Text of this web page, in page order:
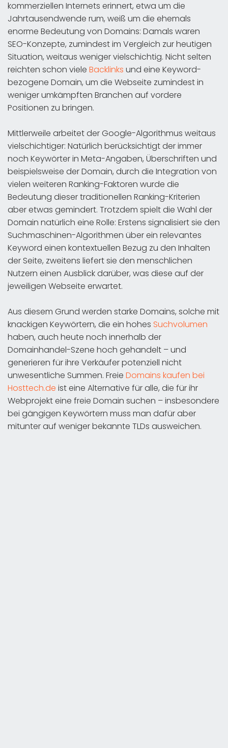
kommerziellen Internets erinnert, etwa um die
Jahrtausendwende rum, weiß um die ehemals
enorme Bedeutung von Domains: Damals waren
SEO-Konzepte, zumindest im Vergleich zur heutigen
Situation, weitaus weniger vielschichtig. Nicht selten
reichten schon viele Backlinks und eine Keyword-
bezogene Domain, um die Webseite zumindest in
weniger umkämpften Branchen auf vordere
Positionen zu bringen.
Mittlerweile arbeitet der Google-Algorithmus weitaus
vielschichtiger: Natürlich berücksichtigt der immer
noch Keywörter in Meta-Angaben, Überschriften und
beispielsweise der Domain, durch die Integration von
vielen weiteren Ranking-Faktoren wurde die
Bedeutung dieser traditionellen Ranking-Kriterien
aber etwas gemindert. Trotzdem spielt die Wahl der
Domain natürlich eine Rolle: Erstens signalisiert sie den
Suchmaschinen-Algorithmen über ein relevantes
Keyword einen kontextuellen Bezug zu den Inhalten
der Seite, zweitens liefert sie den menschlichen
Nutzern einen Ausblick darüber, was diese auf der
jeweiligen Webseite erwartet.
Aus diesem Grund werden starke Domains, solche mit
knackigen Keywörtern, die ein hohes Suchvolumen
haben, auch heute noch innerhalb der
Domainhandel-Szene hoch gehandelt – und
generieren für ihre Verkäufer potenziell nicht
unwesentliche Summen. Freie Domains kaufen bei
Hosttech.de ist eine Alternative für alle, die für ihr
Webprojekt eine freie Domain suchen – insbesondere
bei gängigen Keywörtern muss man dafür aber
mitunter auf weniger bekannte TLDs ausweichen.